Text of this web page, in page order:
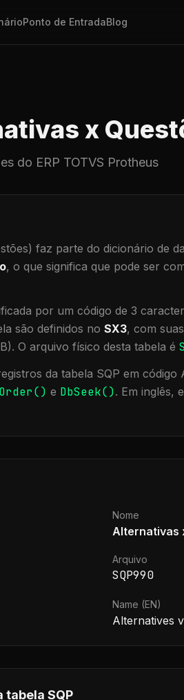
Ponto de EntradaBlog
x
do ERP TOTVS Protheus
faz parte do dicionário de
, o que significa que pode ser
por um código de 3
são definidos no SX3, com
O arquivo físico desta tabela é
da tabela SQP em código
e DbSeek(). Em inglês,
Nome
Alternativas
Arquivo
SQP990
Name (EN)
Alternatives
tabela SQP